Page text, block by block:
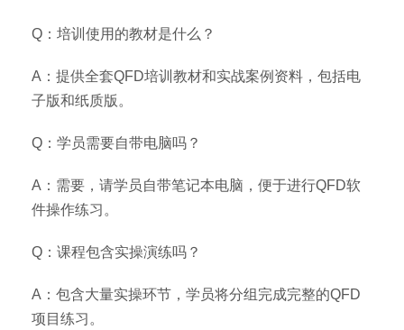
Q：培训使用的教材是什么？
A：提供全套QFD培训教材和实战案例资料，包括电
子版和纸质版。
Q：学员需要自带电脑吗？
A：需要，请学员自带笔记本电脑，便于进行QFD软
件操作练习。
Q：课程包含实操演练吗？
A：包含大量实操环节，学员将分组完成完整的QFD
项目练习。